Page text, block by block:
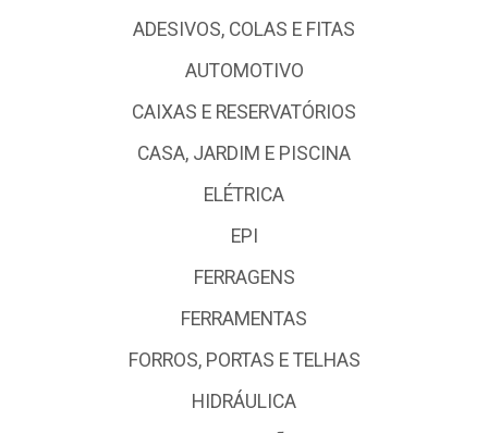
ADESIVOS, COLAS E FITAS
AUTOMOTIVO
CAIXAS E RESERVATÓRIOS
CASA, JARDIM E PISCINA
ELÉTRICA
EPI
FERRAGENS
FERRAMENTAS
FORROS, PORTAS E TELHAS
HIDRÁULICA